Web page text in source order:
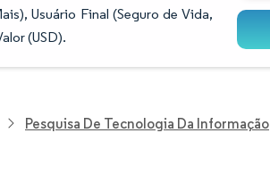
Usuário Final (Seguro de Vida,
(USD).
Pesquisa De Tecnologia Da Informação